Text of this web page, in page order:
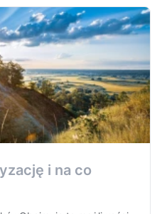
i na co